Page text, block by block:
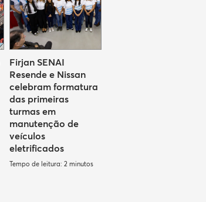
Firjan SENAI
Resende e Nissan
celebram formatura
das primeiras
turmas em
manutenção de
veículos
eletrificados
Tempo de leitura: 2 minutos